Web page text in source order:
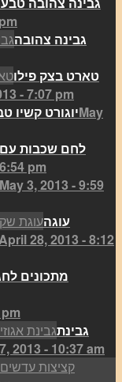
גבינה צהובה
טארט בצק פילו
- 7:07 pm
יוגורט קשיוMay
pm
May 3, 2013 - 9:59
עוגה
28, 2013 - 8:12
מתכונים
גבינת
2013 - 10:37 am